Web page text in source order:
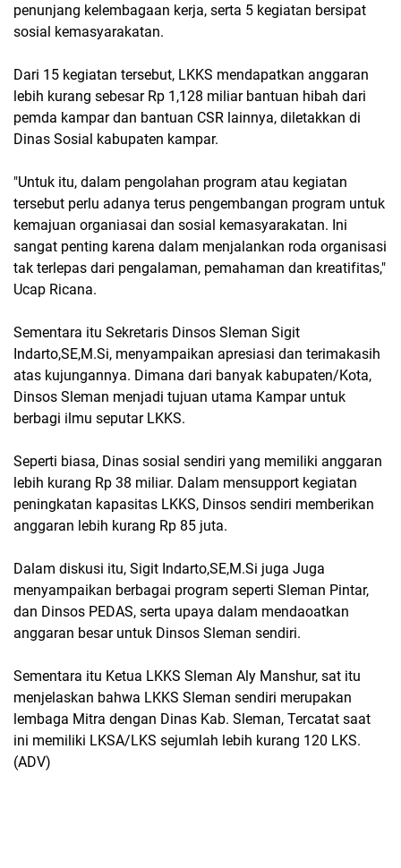
penunjang kelembagaan kerja, serta 5 kegiatan bersipat
sosial kemasyarakatan.
Dari 15 kegiatan tersebut, LKKS mendapatkan anggaran
lebih kurang sebesar Rp 1,128 miliar bantuan hibah dari
pemda kampar dan bantuan CSR lainnya, diletakkan di
Dinas Sosial kabupaten kampar.
"Untuk itu, dalam pengolahan program atau kegiatan
tersebut perlu adanya terus pengembangan program untuk
kemajuan organiasai dan sosial kemasyarakatan. Ini
sangat penting karena dalam menjalankan roda organisasi
tak terlepas dari pengalaman, pemahaman dan kreatifitas,"
Ucap Ricana.
Sementara itu Sekretaris Dinsos Sleman Sigit
Indarto,SE,M.Si, menyampaikan apresiasi dan terimakasih
atas kujungannya. Dimana dari banyak kabupaten/Kota,
Dinsos Sleman menjadi tujuan utama Kampar untuk
berbagi ilmu seputar LKKS.
Seperti biasa, Dinas sosial sendiri yang memiliki anggaran
lebih kurang Rp 38 miliar. Dalam mensupport kegiatan
peningkatan kapasitas LKKS, Dinsos sendiri memberikan
anggaran lebih kurang Rp 85 juta.
Dalam diskusi itu, Sigit Indarto,SE,M.Si juga Juga
menyampaikan berbagai program seperti Sleman Pintar,
dan Dinsos PEDAS, serta upaya dalam mendaoatkan
anggaran besar untuk Dinsos Sleman sendiri.
Sementara itu Ketua LKKS Sleman Aly Manshur, sat itu
menjelaskan bahwa LKKS Sleman sendiri merupakan
lembaga Mitra dengan Dinas Kab. Sleman, Tercatat saat
ini memiliki LKSA/LKS sejumlah lebih kurang 120 LKS.
(ADV)